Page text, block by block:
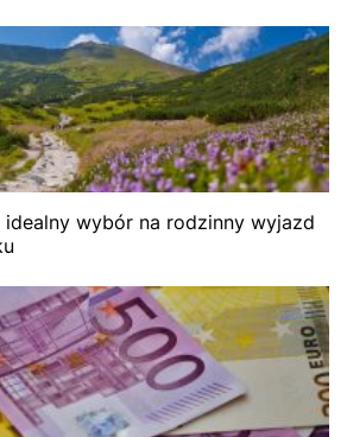
idealny wybór na rodzinny wyjazd